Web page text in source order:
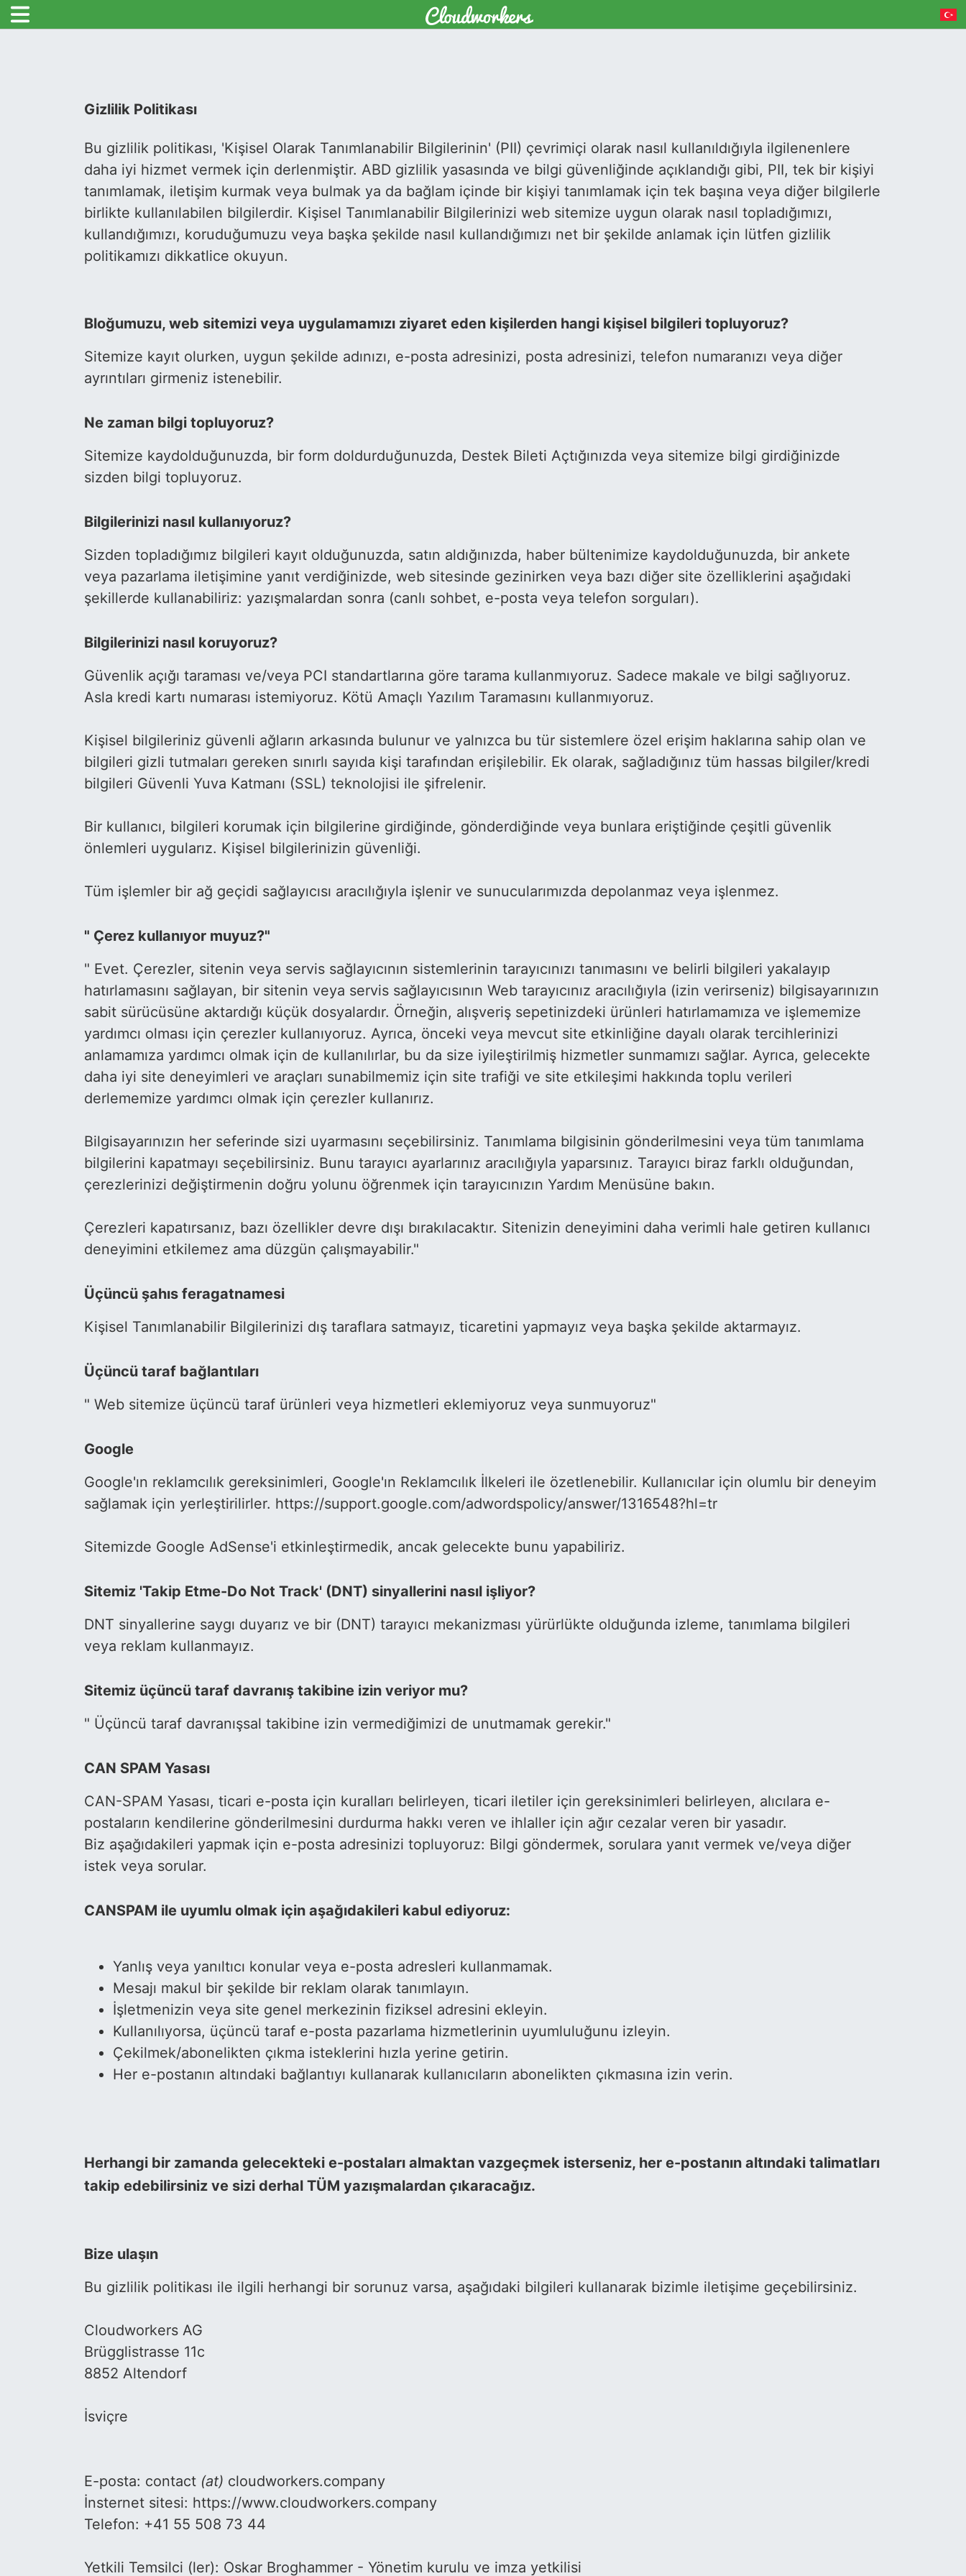
Gizlilik Politikası
Bu gizlilik politikası, 'Kişisel Olarak Tanımlanabilir Bilgilerinin' (PII) çevrimiçi olarak nasıl kullanıldığıyla ilgilenenlere
daha iyi hizmet vermek için derlenmiştir. ABD gizlilik yasasında ve bilgi güvenliğinde açıklandığı gibi, PII, tek bir kişiyi
tanımlamak, iletişim kurmak veya bulmak ya da bağlam içinde bir kişiyi tanımlamak için tek başına veya diğer bilgilerle
birlikte kullanılabilen bilgilerdir. Kişisel Tanımlanabilir Bilgilerinizi web sitemize uygun olarak nasıl topladığımızı,
kullandığımızı, koruduğumuzu veya başka şekilde nasıl kullandığımızı net bir şekilde anlamak için lütfen gizlilik
politikamızı dikkatlice okuyun.
Bloğumuzu, web sitemizi veya uygulamamızı ziyaret eden kişilerden hangi kişisel bilgileri topluyoruz?
Sitemize kayıt olurken, uygun şekilde adınızı, e-posta adresinizi, posta adresinizi, telefon numaranızı veya diğer
ayrıntıları girmeniz istenebilir.
Ne zaman bilgi topluyoruz?
Sitemize kaydolduğunuzda, bir form doldurduğunuzda, Destek Bileti Açtığınızda veya sitemize bilgi girdiğinizde
sizden bilgi topluyoruz.
Bilgilerinizi nasıl kullanıyoruz?
Sizden topladığımız bilgileri kayıt olduğunuzda, satın aldığınızda, haber bültenimize kaydolduğunuzda, bir ankete
veya pazarlama iletişimine yanıt verdiğinizde, web sitesinde gezinirken veya bazı diğer site özelliklerini aşağıdaki
şekillerde kullanabiliriz: yazışmalardan sonra (canlı sohbet, e-posta veya telefon sorguları).
Bilgilerinizi nasıl koruyoruz?
Güvenlik açığı taraması ve/veya PCI standartlarına göre tarama kullanmıyoruz. Sadece makale ve bilgi sağlıyoruz.
Asla kredi kartı numarası istemiyoruz. Kötü Amaçlı Yazılım Taramasını kullanmıyoruz.
Kişisel bilgileriniz güvenli ağların arkasında bulunur ve yalnızca bu tür sistemlere özel erişim haklarına sahip olan ve
bilgileri gizli tutmaları gereken sınırlı sayıda kişi tarafından erişilebilir. Ek olarak, sağladığınız tüm hassas bilgiler/kredi
bilgileri Güvenli Yuva Katmanı (SSL) teknolojisi ile şifrelenir.
Bir kullanıcı, bilgileri korumak için bilgilerine girdiğinde, gönderdiğinde veya bunlara eriştiğinde çeşitli güvenlik
önlemleri uygularız. Kişisel bilgilerinizin güvenliği.
Tüm işlemler bir ağ geçidi sağlayıcısı aracılığıyla işlenir ve sunucularımızda depolanmaz veya işlenmez.
" Çerez kullanıyor muyuz?"
" Evet. Çerezler, sitenin veya servis sağlayıcının sistemlerinin tarayıcınızı tanımasını ve belirli bilgileri yakalayıp
hatırlamasını sağlayan, bir sitenin veya servis sağlayıcısının Web tarayıcınız aracılığıyla (izin verirseniz) bilgisayarınızın
sabit sürücüsüne aktardığı küçük dosyalardır. Örneğin, alışveriş sepetinizdeki ürünleri hatırlamamıza ve işlememize
yardımcı olması için çerezler kullanıyoruz. Ayrıca, önceki veya mevcut site etkinliğine dayalı olarak tercihlerinizi
anlamamıza yardımcı olmak için de kullanılırlar, bu da size iyileştirilmiş hizmetler sunmamızı sağlar. Ayrıca, gelecekte
daha iyi site deneyimleri ve araçları sunabilmemiz için site trafiği ve site etkileşimi hakkında toplu verileri
derlememize yardımcı olmak için çerezler kullanırız.
Bilgisayarınızın her seferinde sizi uyarmasını seçebilirsiniz. Tanımlama bilgisinin gönderilmesini veya tüm tanımlama
bilgilerini kapatmayı seçebilirsiniz. Bunu tarayıcı ayarlarınız aracılığıyla yaparsınız. Tarayıcı biraz farklı olduğundan,
çerezlerinizi değiştirmenin doğru yolunu öğrenmek için tarayıcınızın Yardım Menüsüne bakın.
Çerezleri kapatırsanız, bazı özellikler devre dışı bırakılacaktır. Sitenizin deneyimini daha verimli hale getiren kullanıcı
deneyimini etkilemez ama düzgün çalışmayabilir."
Üçüncü şahıs feragatnamesi
Kişisel Tanımlanabilir Bilgilerinizi dış taraflara satmayız, ticaretini yapmayız veya başka şekilde aktarmayız.
Üçüncü taraf bağlantıları
" Web sitemize üçüncü taraf ürünleri veya hizmetleri eklemiyoruz veya sunmuyoruz"
Google
Google'ın reklamcılık gereksinimleri, Google'ın Reklamcılık İlkeleri ile özetlenebilir. Kullanıcılar için olumlu bir deneyim
sağlamak için yerleştirilirler. https://support.google.com/adwordspolicy/answer/1316548?hl=tr
Sitemizde Google AdSense'i etkinleştirmedik, ancak gelecekte bunu yapabiliriz.
Sitemiz 'Takip Etme-Do Not Track' (DNT) sinyallerini nasıl işliyor?
DNT sinyallerine saygı duyarız ve bir (DNT) tarayıcı mekanizması yürürlükte olduğunda izleme, tanımlama bilgileri
veya reklam kullanmayız.
Sitemiz üçüncü taraf davranış takibine izin veriyor mu?
" Üçüncü taraf davranışsal takibine izin vermediğimizi de unutmamak gerekir."
CAN SPAM Yasası
CAN-SPAM Yasası, ticari e-posta için kuralları belirleyen, ticari iletiler için gereksinimleri belirleyen, alıcılara e-
postaların kendilerine gönderilmesini durdurma hakkı veren ve ihlaller için ağır cezalar veren bir yasadır.
Biz aşağıdakileri yapmak için e-posta adresinizi topluyoruz: Bilgi göndermek, sorulara yanıt vermek ve/veya diğer
istek veya sorular.
CANSPAM ile uyumlu olmak için aşağıdakileri kabul ediyoruz:
Yanlış veya yanıltıcı konular veya e-posta adresleri kullanmamak.
Mesajı makul bir şekilde bir reklam olarak tanımlayın.
İşletmenizin veya site genel merkezinin fiziksel adresini ekleyin.
Kullanılıyorsa, üçüncü taraf e-posta pazarlama hizmetlerinin uyumluluğunu izleyin.
Çekilmek/abonelikten çıkma isteklerini hızla yerine getirin.
Her e-postanın altındaki bağlantıyı kullanarak kullanıcıların abonelikten çıkmasına izin verin.
Herhangi bir zamanda gelecekteki e-postaları almaktan vazgeçmek isterseniz, her e-postanın altındaki talimatları
takip edebilirsiniz ve sizi derhal TÜM yazışmalardan çıkaracağız.
Bize ulaşın
Bu gizlilik politikası ile ilgili herhangi bir sorunuz varsa, aşağıdaki bilgileri kullanarak bizimle iletişime geçebilirsiniz.
Cloudworkers AG
Brügglistrasse 11c
8852 Altendorf
İsviçre
E-posta: contact (at) cloudworkers.company
İnsternet sitesi: https://www.cloudworkers.company
Telefon: +41 55 508 73 44
Yetkili Temsilci (ler): Oskar Broghammer - Yönetim kurulu ve imza yetkilisi